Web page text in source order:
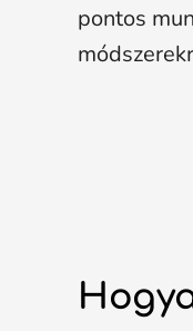
pontos